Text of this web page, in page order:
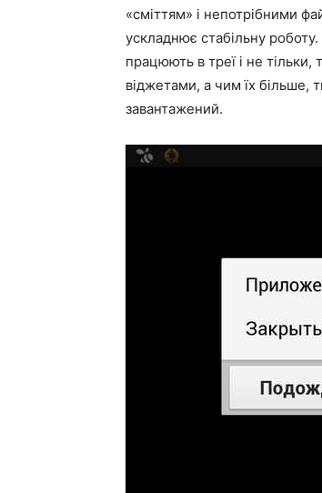
«сміттям» і непотрібними
ускладнює стабільну
працюють в треї і не
віджетами, а чим їх більше,
завантажений.